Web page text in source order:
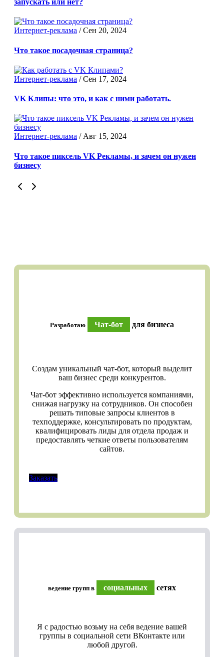
запускать или нет?
Интернет-реклама /Сен 20, 2024
Что такое посадочная страница?
Интернет-реклама /Сен 17, 2024
VK Клипы: что это, и как с ними работать.
Интернет-реклама /Авг 15, 2024
Что такое пиксель VK Рекламы, и зачем он нужен
бизнесу
Разработаю Чат-бот для бизнеса
Создам уникальный чат-бот, который выделит
ваш бизнес среди конкурентов.
Чат-бот эффективно используется компаниями,
снижая нагрузку на сотрудников. Он способен
решать типовые запросы клиентов в
техподдержке, консультировать по продуктам,
квалифицировать лиды для отдела продаж и
предоставлять четкие ответы пользователям
сайтов.
Заказать
ведение групп в социальных сетях
Я с радостью возьму на себя ведение вашей
группы в социальной сети ВКонтакте или
любой другой.